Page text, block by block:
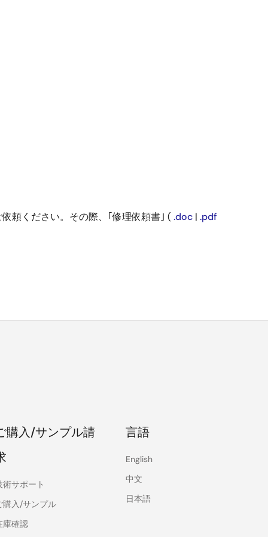
頼ください。その際、｢修理依頼書｣ (.doc | .pdf
購入/サンプル請
術サポート
購入/サンプル
庫確認
言語
English
中文
日本語